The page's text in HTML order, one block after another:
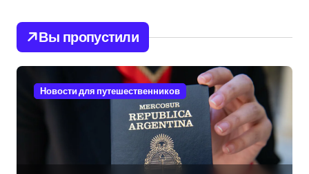
Вы пропустили
Новости для путешественников